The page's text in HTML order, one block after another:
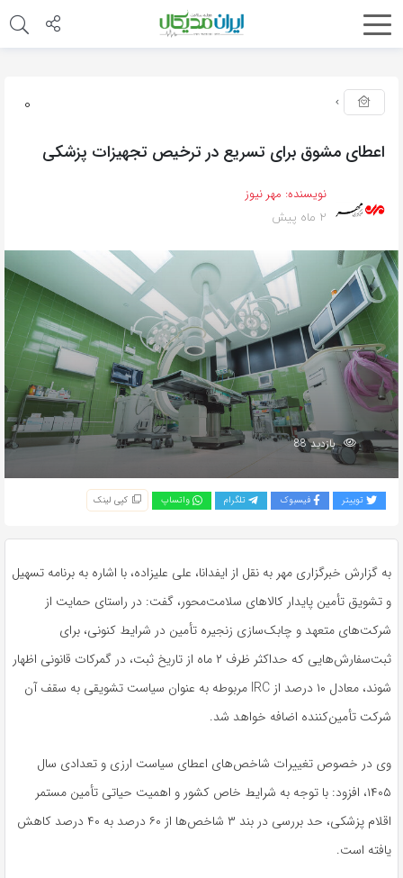
0
اعطای مشوق برای تسریع در ترخیص تجهیزات پزشکی
نویسنده: مهر نیوز
2 ماه پیش
بازدید 88
توییتر فیسبوک تلگرام واتساپ کپی لینک
به گزارش خبرگزاری مهر به نقل از ایفدانا، علی علیزاده، با اشاره به برنامه تسهیل
و تشویق تأمین پایدار کالاهای سلامت‌محور، گفت: در راستای حمایت از
شرکت‌های متعهد و چابک‌سازی زنجیره تأمین در شرایط کنونی، برای
ثبت‌سفارش‌هایی که حداکثر ظرف ۲ ماه از تاریخ ثبت، در گمرکات قانونی اظهار
شوند، معادل ۱۰ درصد از IRC مربوطه به عنوان سیاست تشویقی به سقف آن
شرکت تأمین‌کننده اضافه خواهد شد.
وی در خصوص تغییرات شاخص‌های اعطای سیاست ارزی و تعدادی سال
۱۴۰۵، افزود: با توجه به شرایط خاص کشور و اهمیت حیاتی تأمین مستمر
اقلام پزشکی، حد بررسی در بند ۳ شاخص‌ها از ۶۰ درصد به ۴۰ درصد کاهش
یافته است.